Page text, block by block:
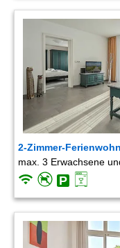
2-Zimmer-
max. 3 Erwachsene